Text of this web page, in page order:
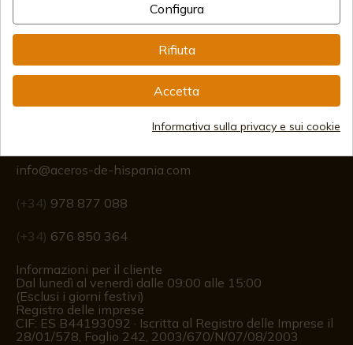
Spedizioni Internazionali
info@aceros-de-hispania.com
(+34) 978 877 088
(+34) 676 850 364
Informazioni per il cliente
Dal lunedì al venerdì dalle 09:00 alle 15:00
(Esclusi i giorni festivi)
Registro delle imprese
CIF: ES B44193092 · Iscritta al Registro delle Imprese il
28/01/578, Foglio 242, 2003/670/N/07/08/2003
Configura
Rifiuta
Accetta
Informativa sulla privacy e sui cookie